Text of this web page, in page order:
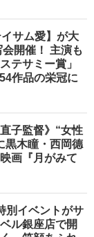
サム愛】が大
開催！ 主演も
テサミー賞」
作品の栄冠に
子監督》“女性
黒木瞳・西岡德
画『月がみて
別イベントがサ
ル銀座店で開